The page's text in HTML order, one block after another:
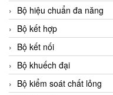
Bộ hiệu chuẩn đa năng
Bộ kết hợp
Bộ kết nối
Bộ khuếch đại
Bộ kiểm soát chất lỏng